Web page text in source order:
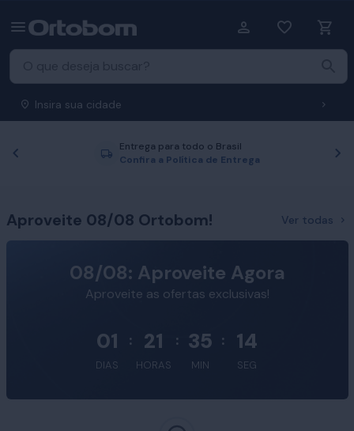
Insira sua cidade
Entrega para todo o Brasil
Confira a Política de Entrega
Anterior
Aproveite 08/08 Ortobom! Ver todas
08/08: Aproveite Agora
Aproveite as ofertas exclusivas!
01
DIAS
: 21
HORAS
: 35
MIN
: 13
SEG